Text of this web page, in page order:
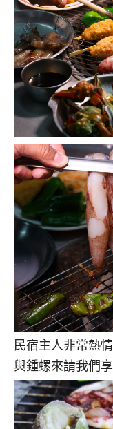
民宿主人非常熱
與鍾螺來請我們